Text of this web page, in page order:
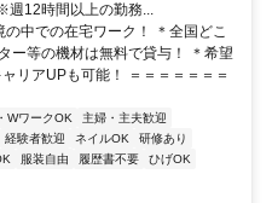
週12時間以上の勤務...
中での在宅ワーク！ ＊全国どこ
ー等の機材は無料で貸与！ ＊希望
リアUPも可能！ ＝＝＝＝＝＝＝
WワークOK
主婦・主夫歓迎
経験者歓迎 ネイルOK
研修あり
服装自由 履歴書不要
ひげOK